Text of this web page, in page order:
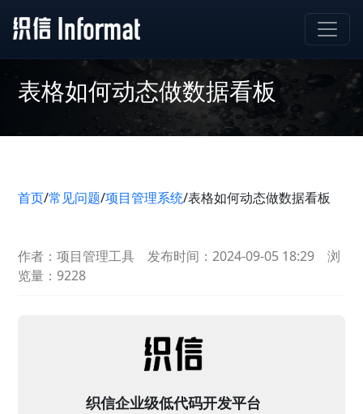
表格如何动态做数据看板
首页/常见问题/项目管理系统/表格如何动态做数据看板
作者：项目管理工具 发布时间：2024-09-05 18:29
浏
览量：9228
织信企业级低代码开发平台